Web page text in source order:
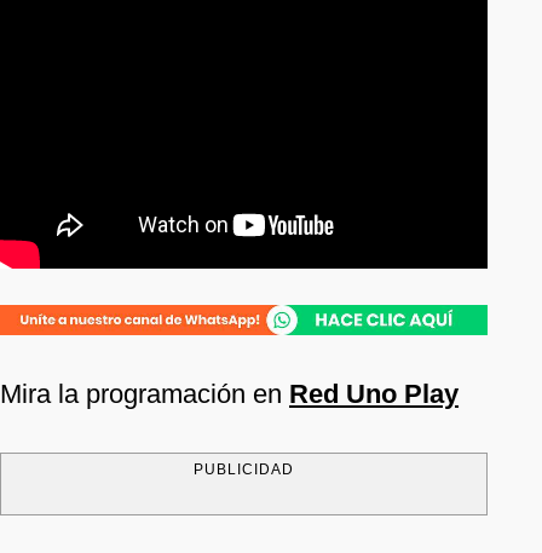
Mira la programación en Red Uno Play
PUBLICIDAD